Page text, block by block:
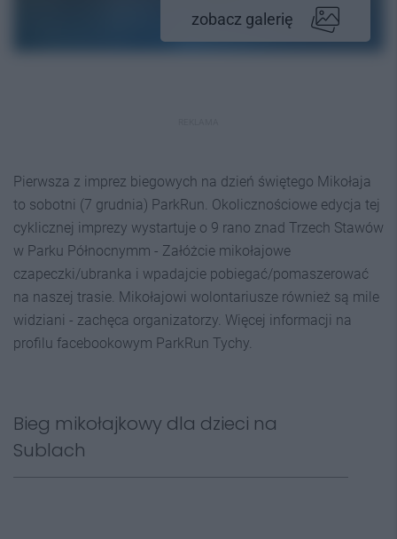
zobacz galerię
Pierwsza z imprez biegowych na dzień świętego Mikołaja
to sobotni (7 grudnia) ParkRun. Okolicznościowe edycja tej
cyklicznej imprezy wystartuje o 9 rano znad Trzech Stawów
w Parku Północnymm - Załóżcie mikołajowe
czapeczki/ubranka i wpadajcie pobiegać/pomaszerować
na naszej trasie. Mikołajowi wolontariusze również są mile
widziani - zachęca organizatorzy. Więcej informacji na
profilu facebookowym ParkRun Tychy.
Bieg mikołajkowy dla dzieci na
Sublach